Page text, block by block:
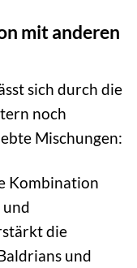
mit anderen
sich durch die
noch
Mischungen:
Kombination
die
und